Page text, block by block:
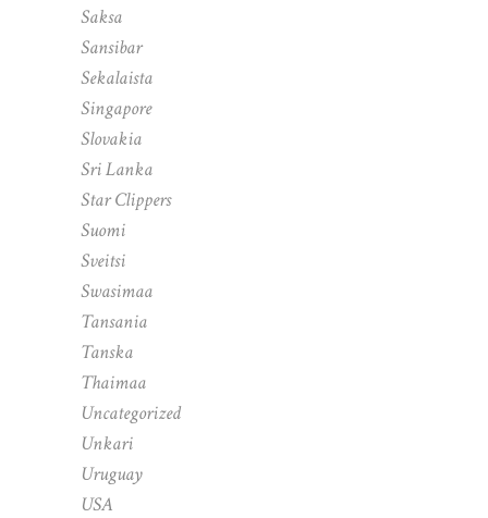
Saksa
Sansibar
Sekalaista
Singapore
Slovakia
Sri Lanka
Star Clippers
Suomi
Sveitsi
Swasimaa
Tansania
Tanska
Thaimaa
Uncategorized
Unkari
Uruguay
USA